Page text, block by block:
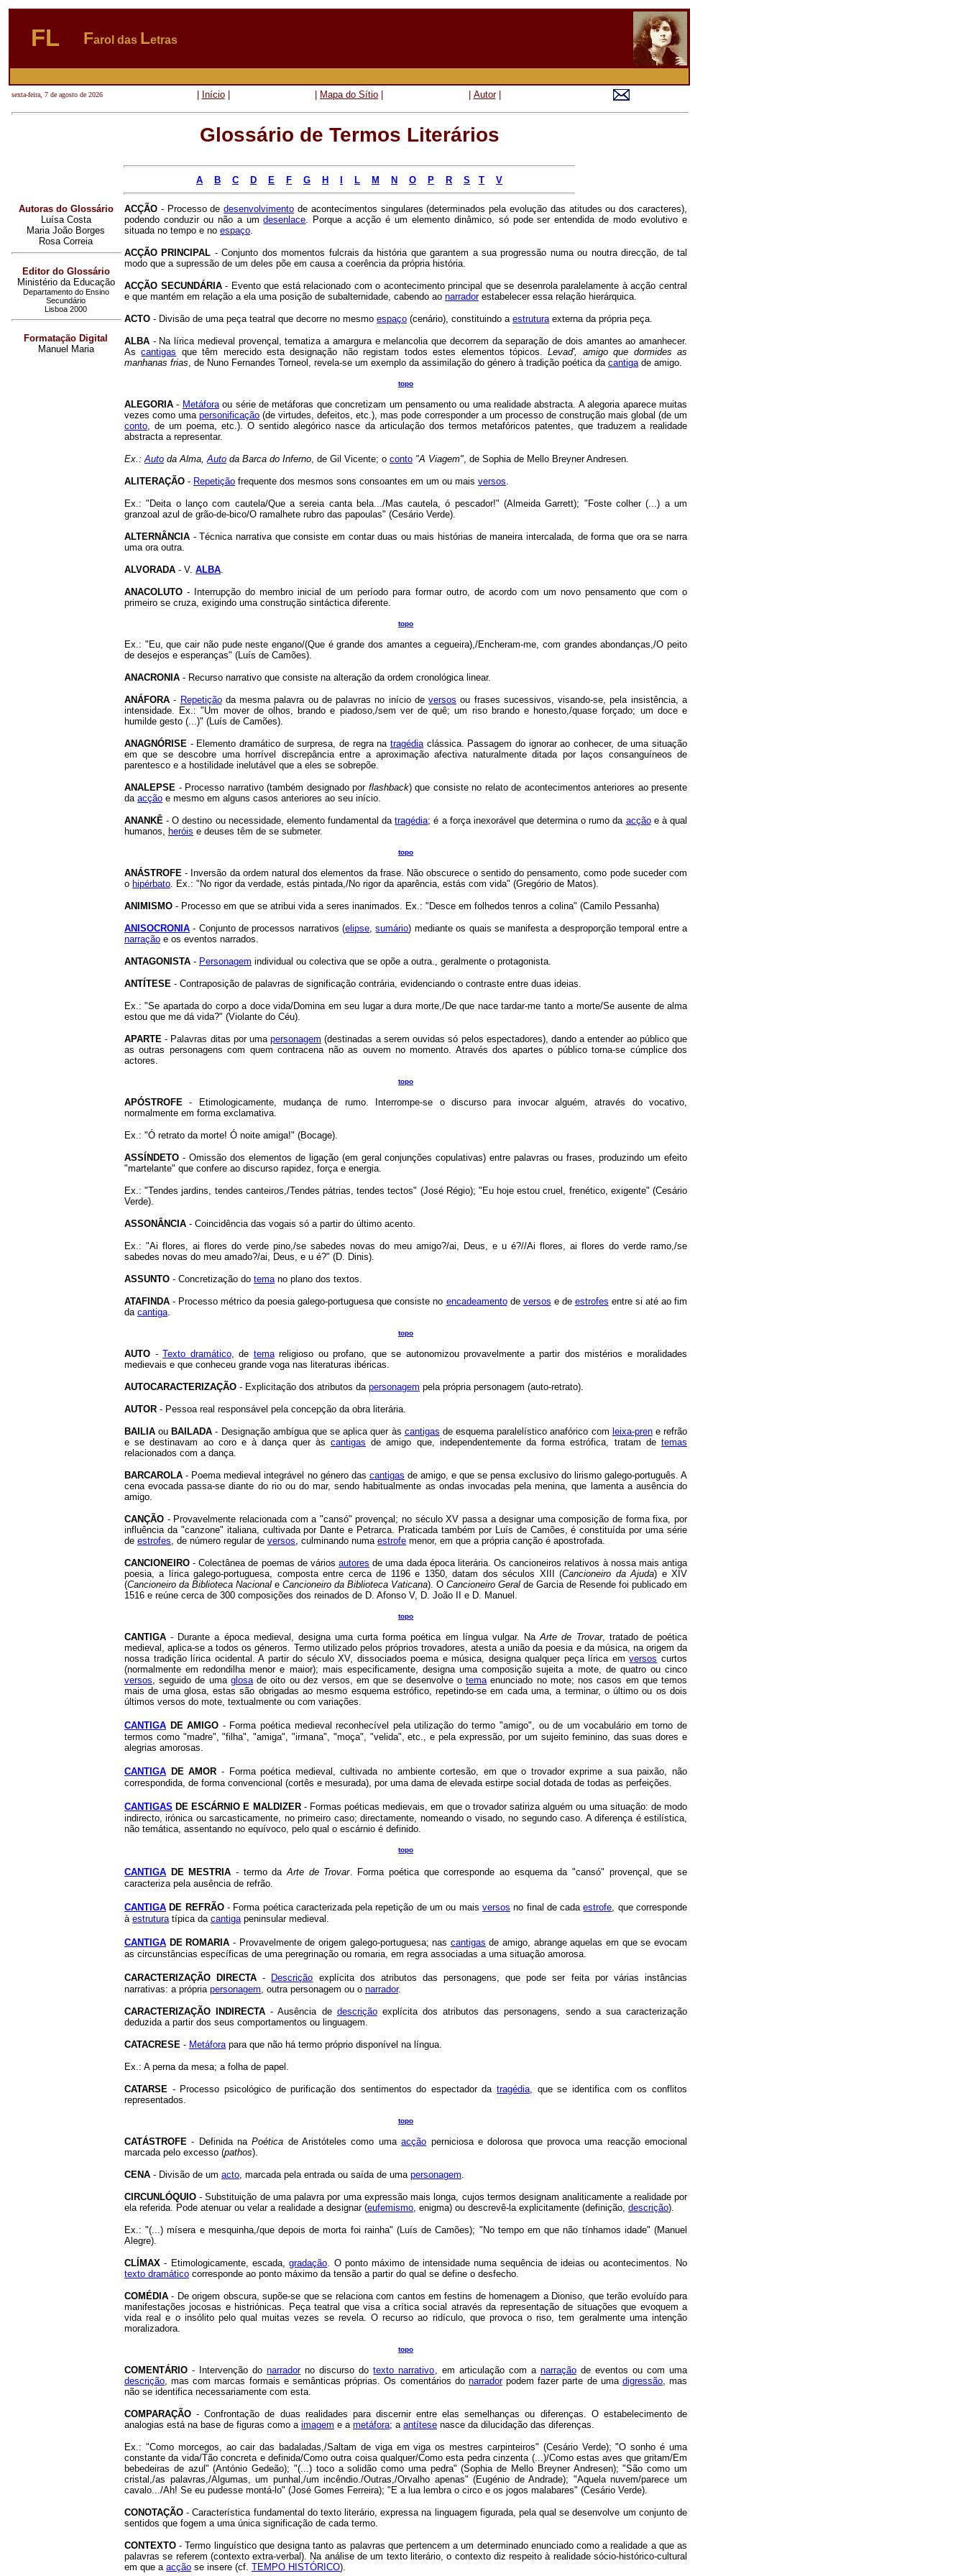
FL Farol das Letras
sexta-feira, 7 de agosto de 2026 Início| Mapa do Sítio Autor|
Glossário de Termos Literários
A B C D E F G H L M N O P R S T V
Autoras do Glossário
Luísa Costa
Maria João Borges
Rosa Correia
Editor do Glossário
Ministério da Educação
Departamento do Ensino
Secundário
Lisboa 2000
Formatação Digital
Manuel Maria
ACÇÃO - Processo dedesenvolvimento de acontecimentos singulares (determinados pela evolução das atitudes ou dos caracteres),
podendo conduzir ou não a umdesenlace. Porque a acção é um elemento dinâmico, só pode ser entendida de modo evolutivo e
situada no tempo e no espaço.
ACÇÃO PRINCIPAL - Conjunto dos momentos fulcrais da história que garantem a sua progressão numa ou noutra direcção, de tal
modo que a supressão de um deles põe em causa a coerência da própria história.
ACÇÃO SECUNDÁRIA- Evento que está relacionado com o acontecimento principal que se desenrola paralelamente à acção central
e que mantém em relação a ela uma posição de subalternidade, cabendo ao narradorestabelecer essa relação hierárquica.
ACTO - Divisão de uma peça teatral que decorre no mesmo espaço (cenário), constituindo a estruturaexterna da própria peça.
ALBA - Na lírica medieval provençal, tematiza a amargura e melancolia que decorrem da separação de dois amantes ao amanhecer.
Ascantigas que têm merecido esta designação não registam todos estes elementos tópicos.Levad', amigo que dormides as
manhanas frias, de Nuno Fernandes Torneol, revela-se um exemplo da assimilação do género à tradição poética da cantigade amigo.
topo
ALEGORIA - Metáforaou série de metáforas que concretizam um pensamento ou uma realidade abstracta. A alegoria aparece muitas
vezes como umapersonificação (de virtudes, defeitos, etc.), mas pode corresponder a um processo de construção mais global (de um
conto, de um poema, etc.). O sentido alegórico nasce da articulação dos termos metafóricos patentes, que traduzem a realidade
abstracta a representar.
Ex.:Auto da Alma,Auto da Barca do Inferno, de Gil Vicente; o conto "A Viagem", de Sophia de Mello Breyner Andresen.
ALITERAÇÃO - Repetição frequente dos mesmos sons consoantes em um ou mais versos.
Ex.: "Deita o lanço com cautela/Que a sereia canta bela.../Mas cautela, ó pescador!" (Almeida Garrett); "Foste colher (...) a um
granzoal azul de grão-de-bico/O ramalhete rubro das papoulas" (Cesário Verde).
ALTERNÂNCIA - Técnica narrativa que consiste em contar duas ou mais histórias de maneira intercalada, de forma que ora se narra
uma ora outra.
ALVORADA - V. ALBA.
ANACOLUTO - Interrupção do membro inicial de um período para formar outro, de acordo com um novo pensamento que com o
primeiro se cruza, exigindo uma construção sintáctica diferente.
topo
Ex.: "Eu, que cair não pude neste engano/(Que é grande dos amantes a cegueira),/Encheram-me, com grandes abondanças,/O peito
de desejos e esperanças" (Luís de Camões).
ANACRONIA - Recurso narrativo que consiste na alteração da ordem cronológica linear.
ANÁFORA - Repetiçãoda mesma palavra ou de palavras no início deversos ou frases sucessivos, visando-se, pela insistência, a
intensidade. Ex.: "Um mover de olhos, brando e piadoso,/sem ver de quê; um riso brando e honesto,/quase forçado; um doce e
humilde gesto (...)" (Luís de Camões).
ANAGNÓRISE - Elemento dramático de surpresa, de regra na tragédiaclássica. Passagem do ignorar ao conhecer, de uma situação
em que se descobre uma horrível discrepância entre a aproximação afectiva naturalmente ditada por laços consanguíneos de
parentesco e a hostilidade inelutável que a eles se sobrepõe.
ANALEPSE - Processo narrativo (também designado por flashback) que consiste no relato de acontecimentos anteriores ao presente
da acção e mesmo em alguns casos anteriores ao seu início.
ANANKÊ - O destino ou necessidade, elemento fundamental datragédia; é a força inexorável que determina o rumo da acçãoe à qual
humanos, heróis e deuses têm de se submeter.
topo
ANÁSTROFE - Inversão da ordem natural dos elementos da frase. Não obscurece o sentido do pensamento, como pode suceder com
o hipérbato. Ex.: "No rigor da verdade, estás pintada,/No rigor da aparência, estás com vida" (Gregório de Matos).
ANIMISMO - Processo em que se atribui vida a seres inanimados. Ex.: "Desce em folhedos tenros a colina" (Camilo Pessanha)
ANISOCRONIA - Conjunto de processos narrativos (elipse,sumário) mediante os quais se manifesta a desproporção temporal entre a
narração e os eventos narrados.
ANTAGONISTA - Personagem individual ou colectiva que se opõe a outra., geralmente o protagonista.
ANTÍTESE - Contraposição de palavras de significação contrária, evidenciando o contraste entre duas ideias.
Ex.: "Se apartada do corpo a doce vida/Domina em seu lugar a dura morte,/De que nace tardar-me tanto a morte/Se ausente de alma
estou que me dá vida?" (Violante do Céu).
APARTE - Palavras ditas por umapersonagem (destinadas a serem ouvidas só pelos espectadores), dando a entender ao público que
as outras personagens com quem contracena não as ouvem no momento. Através dos apartes o público torna-se cúmplice dos
actores.
topo
APÓSTROFE - Etimologicamente, mudança de rumo. Interrompe-se o discurso para invocar alguém, através do vocativo,
normalmente em forma exclamativa.
Ex.: "Ó retrato da morte! Ó noite amiga!" (Bocage).
ASSÍNDETO - Omissão dos elementos de ligação (em geral conjunções copulativas) entre palavras ou frases, produzindo um efeito
"martelante" que confere ao discurso rapidez, força e energia.
Ex.: "Tendes jardins, tendes canteiros,/Tendes pátrias, tendes tectos" (José Régio); "Eu hoje estou cruel, frenético, exigente" (Cesário
Verde).
ASSONÂNCIA - Coincidência das vogais só a partir do último acento.
Ex.: "Ai flores, ai flores do verde pino,/se sabedes novas do meu amigo?/ai, Deus, e u é?//Ai flores, ai flores do verde ramo,/se
sabedes novas do meu amado?/ai, Deus, e u é?" (D. Dinis).
ASSUNTO - Concretização do temano plano dos textos.
ATAFINDA - Processo métrico da poesia galego-portuguesa que consiste no encadeamentode versos e de estrofes entre si até ao fim
da cantiga.
topo
AUTO - Texto dramático, de temareligioso ou profano, que se autonomizou provavelmente a partir dos mistérios e moralidades
medievais e que conheceu grande voga nas literaturas ibéricas.
AUTOCARACTERIZAÇÃO - Explicitação dos atributos da personagem pela própria personagem (auto-retrato).
AUTOR - Pessoa real responsável pela concepção da obra literária.
BAILIA ou BAILADA - Designação ambígua que se aplica quer às cantigas de esquema paralelístico anafórico com leixa-prene refrão
e se destinavam ao coro e à dança quer às cantigas de amigo que, independentemente da forma estrófica, tratam de temas
relacionados com a dança.
BARCAROLA - Poema medieval integrável no género das cantigas de amigo, e que se pensa exclusivo do lirismo galego-português. A
cena evocada passa-se diante do rio ou do mar, sendo habitualmente as ondas invocadas pela menina, que lamenta a ausência do
amigo.
CANÇÃO - Provavelmente relacionada com a "cansó" provençal; no século XV passa a designar uma composição de forma fixa, por
influência da "canzone" italiana, cultivada por Dante e Petrarca. Praticada também por Luís de Camões, é constituída por uma série
de estrofes, de número regular de versos, culminando numa estrofe menor, em que a própria canção é apostrofada.
CANCIONEIRO - Colectânea de poemas de váriosautores de uma dada época literária. Os cancioneiros relativos à nossa mais antiga
poesia, a lírica galego-portuguesa, composta entre cerca de 1196 e 1350, datam dos séculos XIII (Cancioneiro da Ajuda) e XIV
(Cancioneiro da Biblioteca Nacional e Cancioneiro da Biblioteca Vaticana). O Cancioneiro Geral de Garcia de Resende foi publicado em
1516 e reúne cerca de 300 composições dos reinados de D. Afonso V, D. João II e D. Manuel.
topo
CANTIGA - Durante a época medieval, designa uma curta forma poética em língua vulgar. NaArte de Trovar, tratado de poética
medieval, aplica-se a todos os géneros. Termo utilizado pelos próprios trovadores, atesta a união da poesia e da música, na origem da
nossa tradição lírica ocidental. A partir do século XV, dissociados poema e música, designa qualquer peça lírica emversos curtos
(normalmente em redondilha menor e maior); mais especificamente, designa uma composição sujeita a mote, de quatro ou cinco
versos, seguido de uma glosade oito ou dez versos, em que se desenvolve otemaenunciado no mote; nos casos em que temos
mais de uma glosa, estas são obrigadas ao mesmo esquema estrófico, repetindo-se em cada uma, a terminar, o último ou os dois
últimos versos do mote, textualmente ou com variações.
CANTIGA DE AMIGO - Forma poética medieval reconhecível pela utilização do termo "amigo", ou de um vocabulário em torno de
termos como "madre", "filha", "amiga", "irmana", "moça", "velida", etc., e pela expressão, por um sujeito feminino, das suas dores e
alegrias amorosas.
CANTIGA DE AMOR - Forma poética medieval, cultivada no ambiente cortesão, em que o trovador exprime a sua paixão, não
correspondida, de forma convencional (cortês e mesurada), por uma dama de elevada estirpe social dotada de todas as perfeições.
CANTIGAS DE ESCÁRNIO E MALDIZER- Formas poéticas medievais, em que o trovador satiriza alguém ou uma situação: de modo
indirecto, irónica ou sarcasticamente, no primeiro caso; directamente, nomeando o visado, no segundo caso. A diferença é estilística,
não temática, assentando no equívoco, pelo qual o escárnio é definido.
topo
CANTIGA DE MESTRIA - termo daArte de Trovar. Forma poética que corresponde ao esquema da "cansó" provençal, que se
caracteriza pela ausência de refrão.
CANTIGA DE REFRÃO- Forma poética caracterizada pela repetição de um ou mais versos no final de cadaestrofe, que corresponde
à estruturatípica da cantigapeninsular medieval.
CANTIGA DE ROMARIA - Provavelmente de origem galego-portuguesa; nas cantigas de amigo, abrange aquelas em que se evocam
as circunstâncias específicas de uma peregrinação ou romaria, em regra associadas a uma situação amorosa.
CARACTERIZAÇÃO DIRECTA - Descrição explícita dos atributos das personagens, que pode ser feita por várias instâncias
narrativas: a própria personagem, outra personagem ou o narrador.
CARACTERIZAÇÃO INDIRECTA - Ausência de descriçãoexplícita dos atributos das personagens, sendo a sua caracterização
deduzida a partir dos seus comportamentos ou linguagem.
CATACRESE - Metáforapara que não há termo próprio disponível na língua.
Ex.: A perna da mesa; a folha de papel.
CATARSE - Processo psicológico de purificação dos sentimentos do espectador datragédia, que se identifica com os conflitos
representados.
topo
CATÁSTROFE - Definida naPoética de Aristóteles como umaacção perniciosa e dolorosa que provoca uma reacção emocional
marcada pelo excesso (pathos).
CENA - Divisão de um acto, marcada pela entrada ou saída de uma personagem.
CIRCUNLÓQUIO - Substituição de uma palavra por uma expressão mais longa, cujos termos designam analiticamente a realidade por
ela referida. Pode atenuar ou velar a realidade a designar (eufemismo, enigma) ou descrevê-la explicitamente (definição, descrição).
Ex.: "(...) mísera e mesquinha,/que depois de morta foi rainha" (Luís de Camões); "No tempo em que não tínhamos idade" (Manuel
Alegre).
CLÍMAX - Etimologicamente, escada,gradação. O ponto máximo de intensidade numa sequência de ideias ou acontecimentos. No
texto dramático corresponde ao ponto máximo da tensão a partir do qual se define o desfecho.
COMÉDIA - De origem obscura, supõe-se que se relaciona com cantos em festins de homenagem a Dioniso, que terão evoluído para
manifestações jocosas e histriónicas. Peça teatral que visa a crítica social através da representação de situações que evoquem a
vida real e o insólito pelo qual muitas vezes se revela. O recurso ao ridículo, que provoca o riso, tem geralmente uma intenção
moralizadora.
topo
COMENTÁRIO - Intervenção donarradorno discurso dotexto narrativo, em articulação com a narraçãode eventos ou com uma
descrição, mas com marcas formais e semânticas próprias. Os comentários do narradorpodem fazer parte de uma digressão, mas
não se identifica necessariamente com esta.
COMPARAÇÃO - Confrontação de duas realidades para discernir entre elas semelhanças ou diferenças. O estabelecimento de
analogias está na base de figuras como a imagem e a metáfora; a antítese nasce da dilucidação das diferenças.
Ex.: "Como morcegos, ao cair das badaladas,/Saltam de viga em viga os mestres carpinteiros" (Cesário Verde); "O sonho é uma
constante da vida/Tão concreta e definida/Como outra coisa qualquer/Como esta pedra cinzenta (...)/Como estas aves que gritam/Em
bebedeiras de azul" (António Gedeão); "(...) toco a solidão como uma pedra" (Sophia de Mello Breyner Andresen); "São como um
cristal,/as palavras,/Algumas, um punhal,/um incêndio./Outras,/Orvalho apenas" (Eugénio de Andrade); "Aquela nuvem/parece um
cavalo.../Ah! Se eu pudesse montá-lo" (José Gomes Ferreira); "E a lua lembra o circo e os jogos malabares" (Cesário Verde).
CONOTAÇÃO - Característica fundamental do texto literário, expressa na linguagem figurada, pela qual se desenvolve um conjunto de
sentidos que fogem a uma única significação de cada termo.
CONTEXTO - Termo linguístico que designa tanto as palavras que pertencem a um determinado enunciado como a realidade a que as
palavras se referem (contexto extra-verbal). Na análise de um texto literário, o contexto diz respeito à realidade sócio-histórico-cultural
em que a acção se insere (cf. TEMPO HISTÓRICO).